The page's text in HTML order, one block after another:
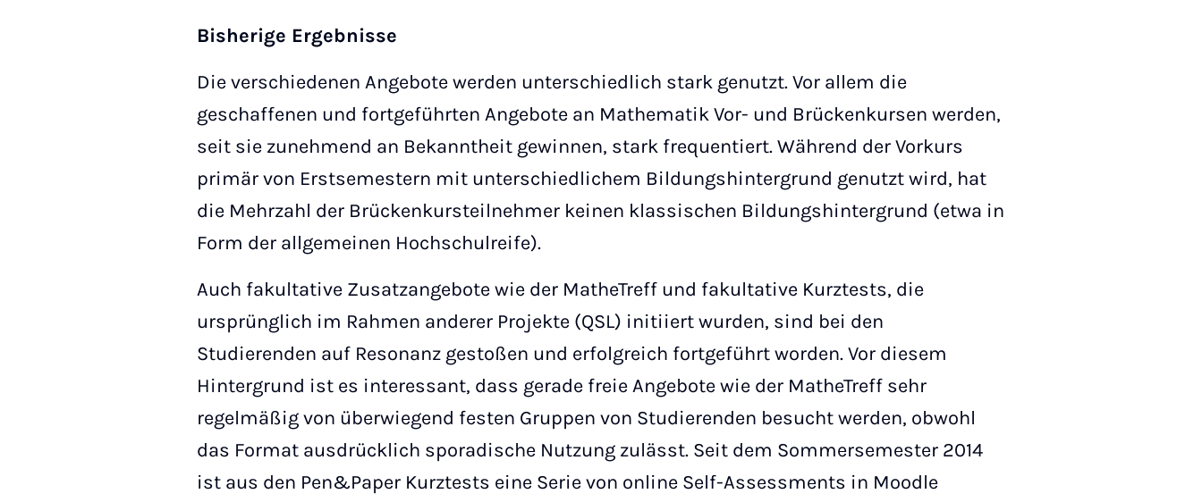
Bisherige Ergebnisse
Die verschiedenen Angebote werden unterschiedlich stark genutzt. Vor allem die
geschaffenen und fortgeführten Angebote an Mathematik Vor- und Brückenkursen werden,
seit sie zunehmend an Bekanntheit gewinnen, stark frequentiert. Während der Vorkurs
primär von Erstsemestern mit unterschiedlichem Bildungshintergrund genutzt wird, hat
die Mehrzahl der Brückenkursteilnehmer keinen klassischen Bildungshintergrund (etwa in
Form der allgemeinen Hochschulreife).
Auch fakultative Zusatzangebote wie der MatheTreff und fakultative Kurztests, die
ursprünglich im Rahmen anderer Projekte (QSL) initiiert wurden, sind bei den
Studierenden auf Resonanz gestoßen und erfolgreich fortgeführt worden. Vor diesem
Hintergrund ist es interessant, dass gerade freie Angebote wie der MatheTreff sehr
regelmäßig von überwiegend festen Gruppen von Studierenden besucht werden, obwohl
das Format ausdrücklich sporadische Nutzung zulässt. Seit dem Sommersemester 2014
ist aus den Pen&Paper Kurztests eine Serie von online Self-Assessments in Moodle